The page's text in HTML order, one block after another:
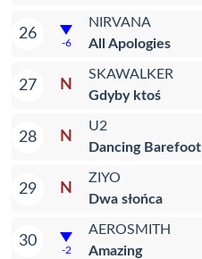
26
-6
NIRVANA
All Apologies
27 N
SKAWALKER
Gdyby ktoś
28 N
U2
Dancing Barefoot
29 N
ZIYO
Dwa słońca
30
-2
AEROSMITH
Amazing